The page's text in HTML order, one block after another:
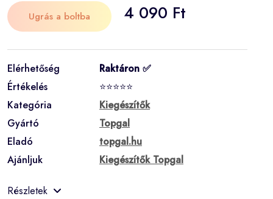
Ugrás a boltba 4 090 Ft
Elérhetőség
Raktáron ✅
Értékelés
⭐⭐⭐⭐⭐
Kategória
Kiegészítők
Gyártó
Topgal
Eladó
topgal.hu
Ajánljuk
Kiegészítők Topgal
Részletek